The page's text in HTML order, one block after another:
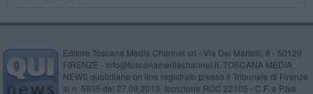
Editore Toscana Media Channel srl - Via Dei Martelli, 8 - 50129
FIRENZE - info@toscanamediachannel.it. TOSCANA MEDIA
NEWS quotidiano on line registrato presso il Tribunale di Firenze
al n. 5935 del 27.09.2013. Iscrizione ROC 22105 - C.F. e P.Iva